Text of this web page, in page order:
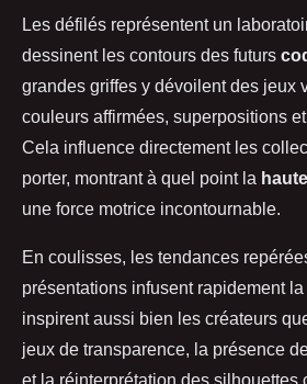
Les défilés représentent un
dessinent les contours des futurs
grandes griffes y dévoilent des jeux
couleurs affirmées, superpositions
Cela influence directement les
porter, montrant à quel point la
une force motrice incontournable.
En coulisses, les tendances
présentations infusent rapidement
inspirent aussi bien les créateurs
jeux de transparence, la présence